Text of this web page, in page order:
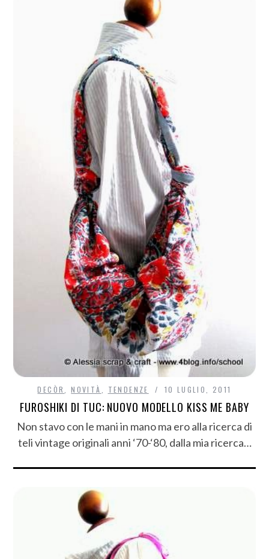
DECÒR,NOVITÀ, TENDENZE 10 LUGLIO, 2011
FUROSHIKI DI TUC: NUOVO MODELLO KISS ME BABY
Non stavo con le mani in mano ma ero alla ricerca di
teli vintage originali anni ‘70-‘80, dalla mia ricerca…